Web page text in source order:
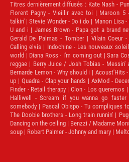
Titres dernièrement diffusés : Kate Nash -
Florent Pagny - Vieillir avec toi | Maroon 5
talkin' | Stevie Wonder - Do i do | Manon Lisa
U and i | James Brown - Papa got a brand
Gerald De Palmas - Tomber | Vilain Coeur
Calling elvis | Indochine - Les nouveaux
world | Diana Ross - I'm coming out | Sara
reggae | Berry Juice / Josh Tobias - Messin'
Bernarde Lemon - Why should i | Acoust'Hits
up | Quadra - Clap your hands | AxMod -
Finder - Retail therapy | Clon - Los queremos
Halliwell - Scream if you wanna go
somebody | Pascal Obispo - Tu compliques
The Doobie brothers - Long train runnin' |
Dancing on the ceiling | Benzzi / Madame
soup | Robert Palmer - Johnny and mary |